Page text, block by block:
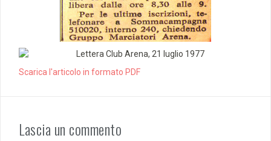
Scarica l'articolo in formato PDF
Lascia un commento